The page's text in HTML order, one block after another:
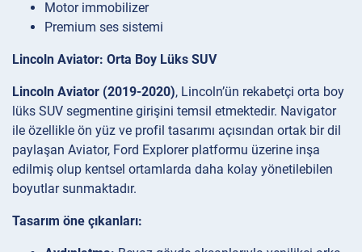
Motor immobilizer
Premium ses sistemi
Lincoln Aviator: Orta Boy Lüks SUV
Lincoln Aviator (2019-2020), Lincoln’ün rekabetçi orta boy
lüks SUV segmentine girişini temsil etmektedir. Navigator
ile özellikle ön yüz ve profil tasarımı açısından ortak bir dil
paylaşan Aviator, Ford Explorer platformu üzerine inşa
edilmiş olup kentsel ortamlarda daha kolay yönetilebilen
boyutlar sunmaktadır.
Tasarım öne çıkanları: